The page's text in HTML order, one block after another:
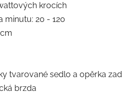
krocích
minutu: 20 - 120
tvarované sedlo a opěrka zad
brzda